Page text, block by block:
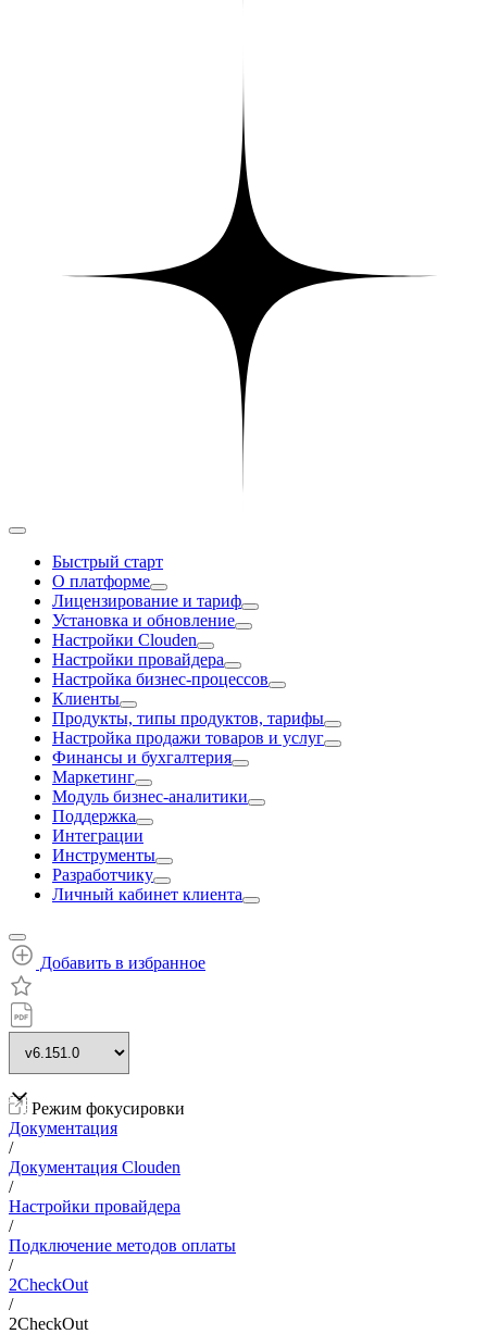
Быстрый старт
О платформе
Лицензирование и тариф
Установка и обновление
Настройки Clouden
Настройки провайдера
Настройка бизнес-процессов
Клиенты
Продукты, типы продуктов, тарифы
Настройка продажи товаров и услуг
Финансы и бухгалтерия
Маркетинг
Модуль бизнес-аналитики
Поддержка
Интеграции
Инструменты
Разработчику
Личный кабинет клиента
Добавить в избранное
Режим фокусировки
Документация
/
Документация Clouden
/
Настройки провайдера
/
Подключение методов оплаты
/
2CheckOut
/
2CheckOut